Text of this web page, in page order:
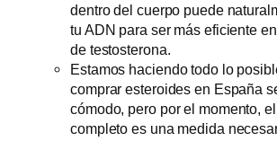
dentro del cuerpo puede
tu ADN para ser más eficiente
de testosterona.
Estamos haciendo todo lo
comprar esteroides en España
cómodo, pero por el momento,
completo es una medida